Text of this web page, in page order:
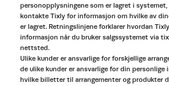
personopplysningene som er lagret i
kontakte Tixly for informasjon om hvilke av
er lagret. Retningslinjene forklarer hvordan
informasjon når du bruker salgssystemet via
nettsted.
Ulike kunder er ansvarlige for forskjellige
de ulike kunder er ansvarlige for din personlige
hvilke billetter til arrangementer og produkter